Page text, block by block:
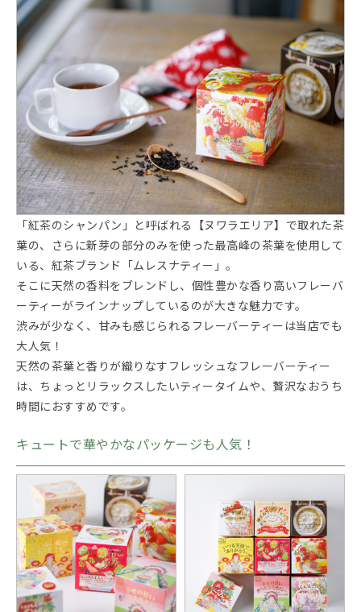
「紅茶のシャンパン」と呼ばれる【ヌワラエリア】で取れた茶
葉の、さらに新芽の部分のみを使った最高峰の茶葉を使用して
いる、紅茶ブランド「ムレスナティー」。
そこに天然の香料をブレンドし、個性豊かな香り高いフレーバ
ーティーがラインナップしているのが大きな魅力です。
渋みが少なく、甘みも感じられるフレーバーティーは当店でも
大人気！
天然の茶葉と香りが織りなすフレッシュなフレーバーティー
は、ちょっとリラックスしたいティータイムや、贅沢なおうち
時間におすすめです。
キュートで華やかなパッケージも人気！